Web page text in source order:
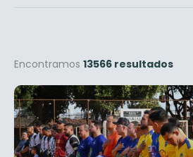
Encontramos 13566 resultados